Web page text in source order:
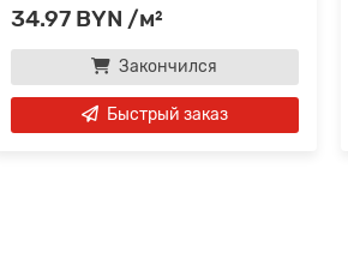
34.97 BYN /м²
Закончился
Быстрый заказ